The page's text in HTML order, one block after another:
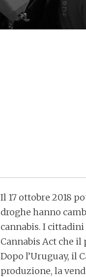
Il 17 ottobre 2018
droghe hanno
cannabis. I
Cannabis Act che
Dopo l’Uruguay, il
produzione, la